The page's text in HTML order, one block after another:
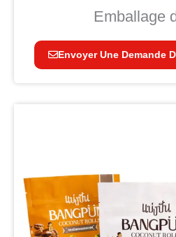
Emballage
Envoyer Une Demande